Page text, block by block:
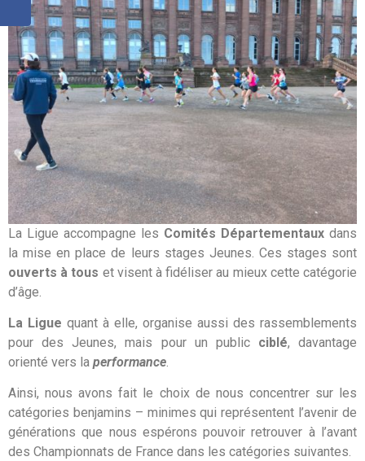
La Ligue accompagne les Comités Départementaux dans
la mise en place de leurs stages Jeunes. Ces stages sont
ouverts à tous et visent à fidéliser au mieux cette catégorie
d’âge.
La Ligue quant à elle, organise aussi des rassemblements
pour des Jeunes, mais pour un public ciblé, davantage
orienté vers la performance.
Ainsi, nous avons fait le choix de nous concentrer sur les
catégories benjamins – minimes qui représentent l’avenir de
générations que nous espérons pouvoir retrouver à l’avant
des Championnats de France dans les catégories suivantes.